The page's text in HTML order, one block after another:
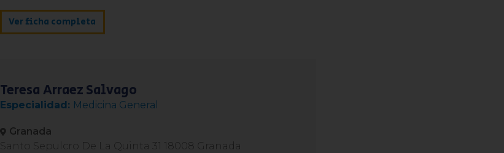
Ver ficha completa
Teresa Arraez Salvago
Medicina General
Granada
Santo Sepulcro De La Quinta 31 18008 Granada